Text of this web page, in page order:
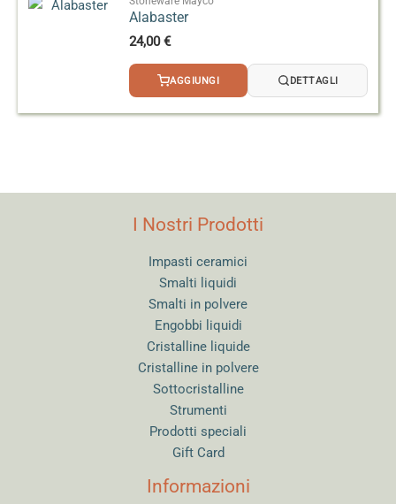
Alabaster
24,00€
AGGIUNGI DETTAGLI
I Nostri Prodotti
Impasti ceramici
Smalti liquidi
Smalti in polvere
Engobbi liquidi
Cristalline liquide
Cristalline in polvere
Sottocristalline
Strumenti
Prodotti speciali
Gift Card
Informazioni